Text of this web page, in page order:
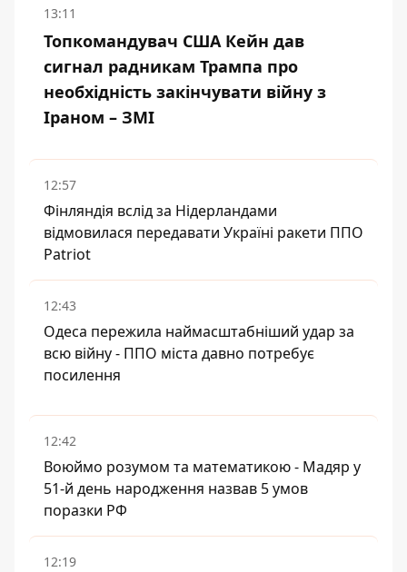
13:11
Топкомандувач США Кейн дав
сигнал радникам Трампа про
необхідність закінчувати війну з
Іраном – ЗМІ
12:57
Фінляндія вслід за Нідерландами
відмовилася передавати Україні ракети ППО
Patriot
12:43
Одеса пережила наймасштабніший удар за
всю війну - ППО міста давно потребує
посилення
12:42
Воюймо розумом та математикою - Мадяр у
51-й день народження назвав 5 умов
поразки РФ
12:19